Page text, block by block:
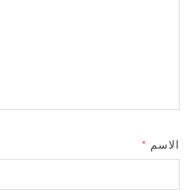
الاسم *